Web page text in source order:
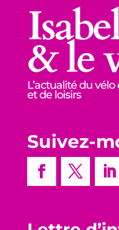
L’actualité du
et de loisirs
Suivez-